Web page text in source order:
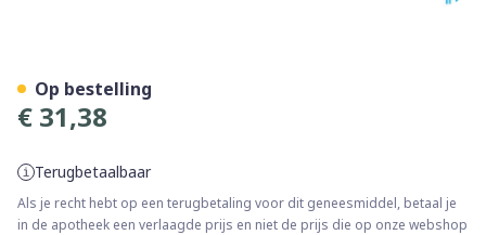
€ 31,38
Terugbetaalbaar
Als je recht hebt op een terugbetaling voor dit geneesmiddel, betaal je
in de apotheek een verlaagde prijs en niet de prijs die op onze webshop
Op bestelling